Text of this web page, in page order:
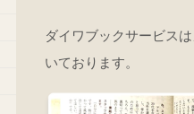
ダイワブックサービス
いております。